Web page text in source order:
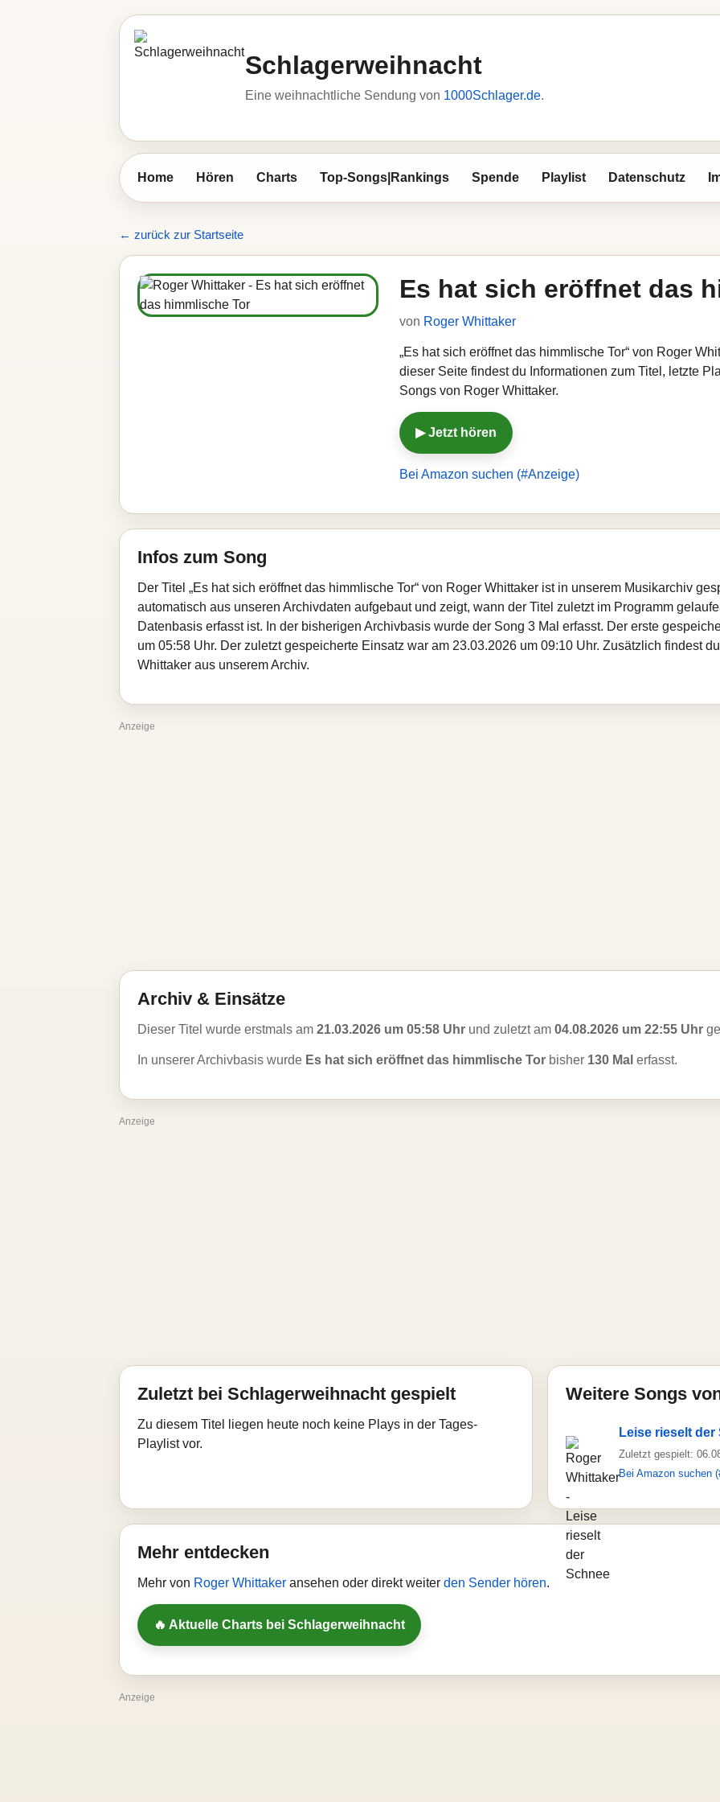
Schlagerweihnacht
Eine weihnachtliche Sendung von 1000Schlager.de.
Home Hören Charts Top-Songs|Rankings Spende Playlist Datenschutz
← zurück zur Startseite
Es hat sich eröffnet das
von Roger Whittaker
„Es hat sich eröffnet das himmlische Tor“ von Roger
dieser Seite findest du Informationen zum Titel, letzte
Songs von Roger Whittaker.
▶ Jetzt hören
Bei Amazon suchen (#Anzeige)
Infos zum Song
Der Titel „Es hat sich eröffnet das himmlische Tor“ von Roger Whittaker ist in unserem Musikarchiv
automatisch aus unseren Archivdaten aufgebaut und zeigt, wann der Titel zuletzt im Programm
Datenbasis erfasst ist. In der bisherigen Archivbasis wurde der Song 3 Mal erfasst. Der erste
um 05:58 Uhr. Der zuletzt gespeicherte Einsatz war am 23.03.2026 um 09:10 Uhr. Zusätzlich findest
Whittaker aus unserem Archiv.
Anzeige
Archiv & Einsätze
Dieser Titel wurde erstmals am 21.03.2026 um 05:58 Uhr und zuletzt am 04.08.2026 um 22:55 Uhr
In unserer Archivbasis wurde Es hat sich eröffnet das himmlische Tor bisher 130 Mal erfasst.
Anzeige
Zuletzt bei Schlagerweihnacht gespielt
Zu diesem Titel liegen heute noch keine Plays in der Tages-
Playlist vor.
Weitere Songs
Leise rieselt der
Zuletzt gespielt:
Bei Amazon suchen
Mehr entdecken
Mehr von Roger Whittaker ansehen oder direkt weiter den Sender hören.
🔥 Aktuelle Charts bei Schlagerweihnacht
Anzeige